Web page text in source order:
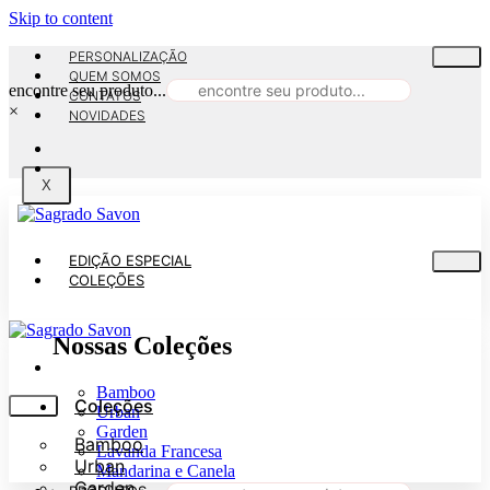
Skip to content
PERSONALIZAÇÃO
QUEM SOMOS
CONTATOS
NOVIDADES
X
encontre seu produto...
×
EDIÇÃO ESPECIAL
COLEÇÕES
Nossas Coleções
Bamboo
Urban
Garden
Lavanda Francesa
Mandarina e Canela
Coleções
Bamboo
Urban